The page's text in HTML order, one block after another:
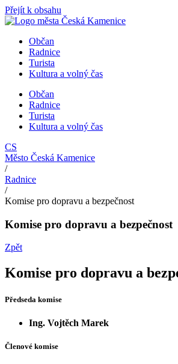
Přejít k obsahu
Občan
Radnice
Turista
Kultura a volný čas
Občan
Radnice
Turista
Kultura a volný čas
CS
Město Česká Kamenice
/
Radnice
/
Komise pro dopravu a bezpečnost
Komise pro dopravu a bezpečnost
Zpět
Komise pro dopravu a
Předseda komise
Ing. Vojtěch Marek
Členové komise